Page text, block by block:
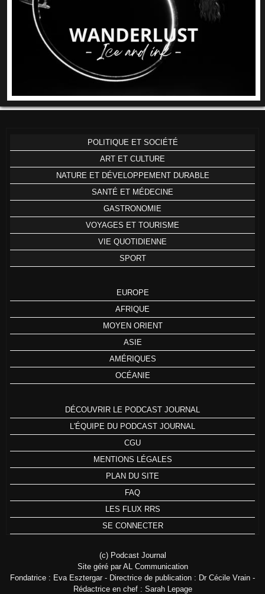
POLITIQUE ET SOCIÉTÉ
ART ET CULTURE
NATURE ET DÉVELOPPEMENT DURABLE
SANTÉ ET MÉDECINE
GASTRONOMIE
VOYAGES ET TOURISME
VIE QUOTIDIENNE
SPORT
EUROPE
AFRIQUE
MOYEN ORIENT
ASIE
AMÉRIQUES
OCÉANIE
DÉCOUVRIR LE PODCAST JOURNAL
L'ÉQUIPE DU PODCAST JOURNAL
CGU
MENTIONS LÉGALES
PLAN DU SITE
FAQ
LES FLUX RRS
SE CONNECTER
(c) Podcast Journal
Site géré par AL Communication
Fondatrice : Eva Esztergar - Directrice de publication : Dr Cécile Vrain -
Rédactrice en chef : Sarah Lepage